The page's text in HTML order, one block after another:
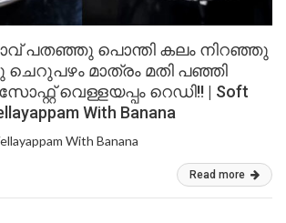
പതഞ്ഞു പൊന്തി കലം നിറഞ്ഞു
ചെറുപഴം മാത്രം മതി പഞ്ഞി
വെള്ളയപ്പം റെഡി!! | Soft
With Banana
With Banana
Read more